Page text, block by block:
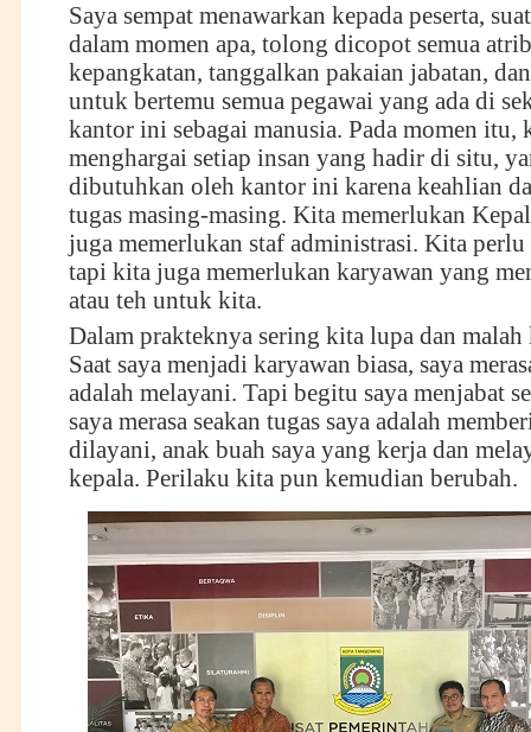
Saya sempat menawarkan kepada peserta,
dalam momen apa, tolong dicopot semua
kepangkatan, tanggalkan pakaian jabatan,
untuk bertemu semua pegawai yang ada di
kantor ini sebagai manusia. Pada momen itu,
menghargai setiap insan yang hadir di situ,
dibutuhkan oleh kantor ini karena keahlian
tugas masing-masing. Kita memerlukan
juga memerlukan staf administrasi. Kita perlu
tapi kita juga memerlukan karyawan yang
atau teh untuk kita.
Dalam prakteknya sering kita lupa dan malah
Saat saya menjadi karyawan biasa, saya
adalah melayani. Tapi begitu saya menjabat
saya merasa seakan tugas saya adalah
dilayani, anak buah saya yang kerja dan
kepala. Perilaku kita pun kemudian berubah.